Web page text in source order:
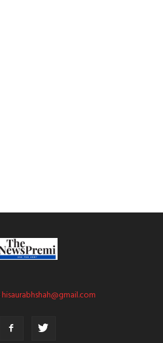
hisaurabhshah@gmail.com